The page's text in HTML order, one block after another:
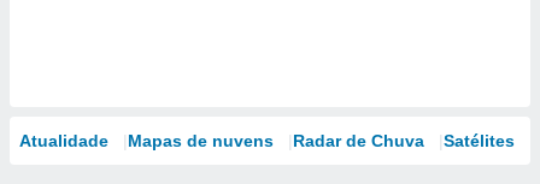
Atualidade Mapas de nuvens Radar de Chuva Satélites